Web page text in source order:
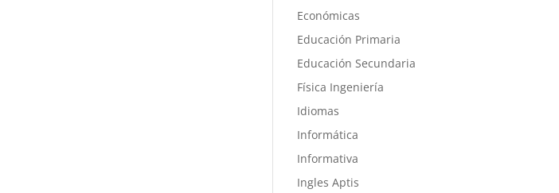
Económicas
Educación Primaria
Educación Secundaria
Física Ingeniería
Idiomas
Informática
Informativa
Ingles Aptis